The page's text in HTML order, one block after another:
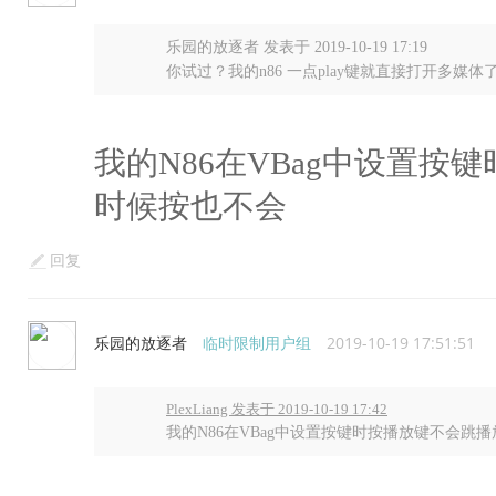
乐园的放逐者 发表于 2019-10-19 17:19
你试过？我的n86 一点play键就直接打开多媒体
我的N86在VBag中设置按
时候按也不会
回复
乐园的放逐者 临时限制用户组 2019-10-19 17:51:51
PlexLiang 发表于 2019-10-19 17:42
我的N86在VBag中设置按键时按播放键不会跳